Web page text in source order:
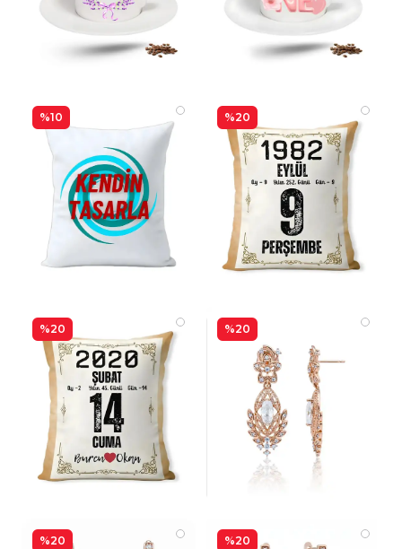
%10 %20
%20 %20
%20 %20